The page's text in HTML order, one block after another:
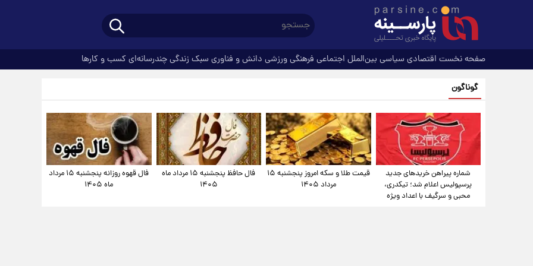
صفحه نخست اقتصادی سیاسی بین‌الملل اجتماعی فرهنگیورزشی دانش و فناوری سبک زندگیچندرسانه‌ای کسب و کارها
گوناگون
شماره پیراهن خریدهای جدید
پرسپولیس اعلام شد؛ تیکدری،
محبی و سرگیف با اعداد ویژه
قیمت طلا و سکه امروز پنجشنبه ۱۵
مرداد ۱۴۰۵
فال حافظ پنجشنبه ۱۵ مرداد ماه
۱۴۰۵
فال قهوه روزانه پنجشنبه ۱۵ مرداد
ماه ۱۴۰۵